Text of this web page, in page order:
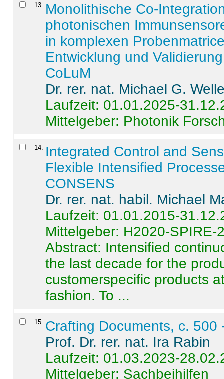
13
Monolithische Co-
photonischen
in komplexen
Entwicklung und
CoLuM
Dr. rer. nat. Michael G.
Laufzeit: 01.01.2025-
Mittelgeber: Photonik
14
Integrated Control and
Flexible Intensified
CONSENS
Dr. rer. nat. habil. Michael
Laufzeit: 01.01.2015-
Mittelgeber: H2020-SPIRE-
Abstract: Intensified
the last decade for the
customerspecific products
fashion. To ...
15 Crafting Documents, c. 500
Prof. Dr. rer. nat. Ira Rabin
Laufzeit: 01.03.2023-
Mittelgeber: Sachbeihilfen